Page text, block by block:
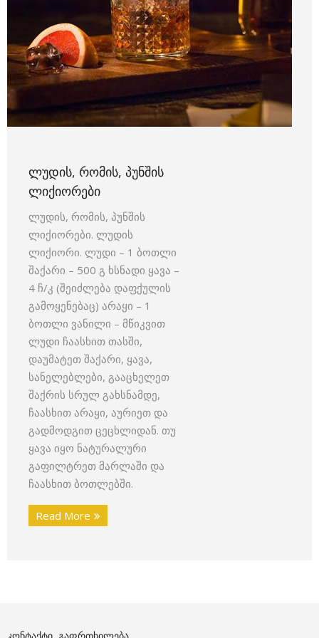
ᲚᲣᲓᲘᲡ, ᲠᲝᲛᲘᲡ, ᲞᲣᲜᲨᲘᲡ
ᲚᲘᲥᲘᲝᲠᲔᲑᲘ
ლუდის, რომის, პუნშის
ლიქიორები. ლუდის
ლიქიორი. ლუდი – 1 ბოთლი
შაქარი – 500 გ ხსნადი ყავა –
4 ჩ/კ (შეიძლება დაფქულის
გამოყენებაც) არაყი – 1
ბოთლი ვანილი – მწიკვით
ლუდი ჩაასხით თასში,
დაუმატეთ შაქარი, ყავა,
სანელებლები, გააცხელეთ
შაქრის სრულ გახსნამდე,
ჩაასხით არაყი, აურიეთ და
გადმოდგით ცეცხლიდან. თუ
ყავა იყო ნატურალური
გაფილტრეთ მარლაში და
ჩაასხით ბოთლებში.
Read More